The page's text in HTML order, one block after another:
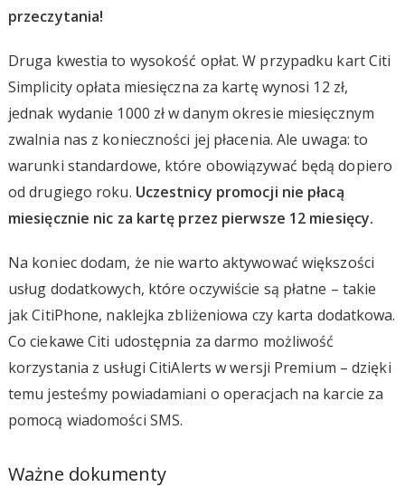
przeczytania!
Druga kwestia to wysokość opłat. W przypadku kart Citi
Simplicity opłata miesięczna za kartę wynosi 12 zł,
jednak wydanie 1000 zł w danym okresie miesięcznym
zwalnia nas z konieczności jej płacenia. Ale uwaga: to
warunki standardowe, które obowiązywać będą dopiero
od drugiego roku. Uczestnicy promocji nie płacą
miesięcznie nic za kartę przez pierwsze 12 miesięcy.
Na koniec dodam, że nie warto aktywować większości
usług dodatkowych, które oczywiście są płatne – takie
jak CitiPhone, naklejka zbliżeniowa czy karta dodatkowa.
Co ciekawe Citi udostępnia za darmo możliwość
korzystania z usługi CitiAlerts w wersji Premium – dzięki
temu jesteśmy powiadamiani o operacjach na karcie za
pomocą wiadomości SMS.
Ważne dokumenty